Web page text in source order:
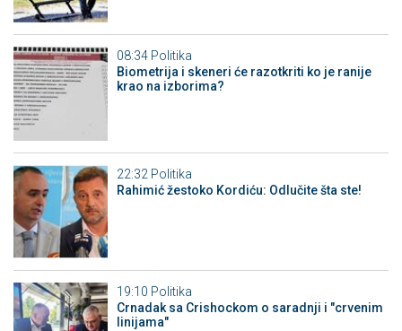
08:34 Politika
Biometrija i skeneri će razotkriti ko je ranije
krao na izborima?
22:32 Politika
Rahimić žestoko Kordiću: Odlučite šta ste!
19:10 Politika
Crnadak sa Crishockom o saradnji i "crvenim
linijama"